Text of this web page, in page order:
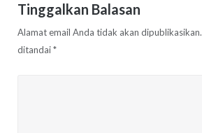
Tinggalkan Balasan
Alamat email Anda tidak akan dipublikasikan.
ditandai*